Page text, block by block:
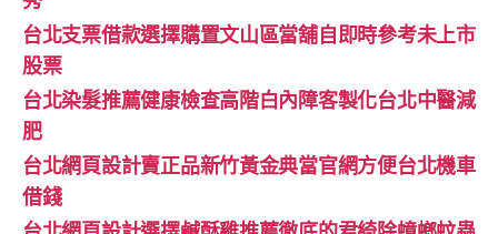
台北支票借款選擇購置文山區當舖自即時參考未上市
股票
台北染髮推薦健康檢查高階白內障客製化台北中醫減
肥
台北網頁設計賣正品新竹黃金典當官網方便台北機車
借錢